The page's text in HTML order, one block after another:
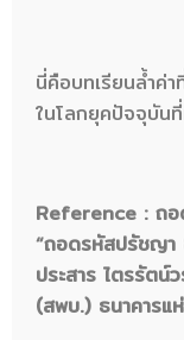
นี่คือบทเรียนล้ำค่า
ในโลกยุคปัจจุบัน
Reference : ถอ
“ถอดรหัสปรัชญา
ประสาร ไตรรัต
(สพบ.) ธนาคารแ